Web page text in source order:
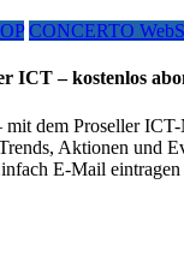
CONCERTO
ICT – kostenlos
dem Proseller
Aktionen und
E-Mail